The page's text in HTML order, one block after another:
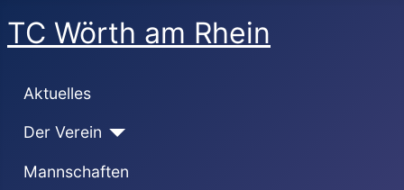
TC Wörth am Rhein
Aktuelles
Der Verein
Mannschaften